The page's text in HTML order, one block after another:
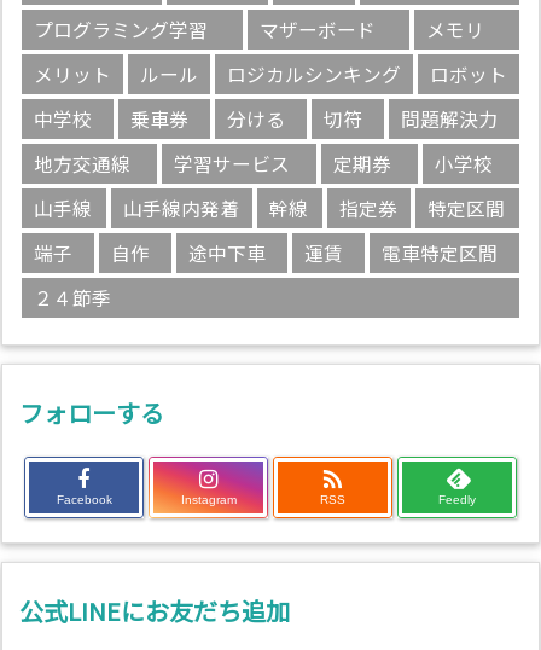
プログラミング学習
マザーボード
メモリ
メリット
ルール ロジカルシンキング
ロボット
中学校
乗車券 分ける 切符
問題解決力
地方交通線
学習サービス 定期券
小学校
山手線
山手線内発着 幹線 指定券
特定区間
端子
自作 途中下車 運賃
電車特定区間
２４節季
フォローする
Facebook Instagram

RSS Feedly
公式LINEにお友だち追加